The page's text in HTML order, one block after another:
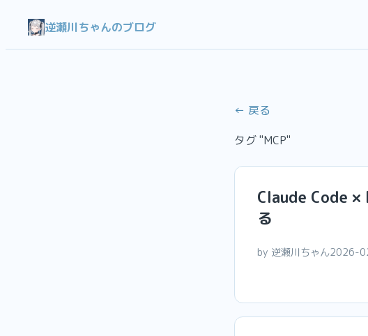
逆瀬川ちゃんのブログ
← 戻る
タグ "MCP"
Claude Code ×
る
by 逆瀬川ちゃん2026-